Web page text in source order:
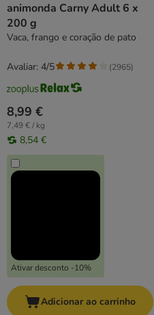
animonda Carny Adult 6 x
200 g
Vaca, frango e coração de pato
8,99 €
7,49 € / kg
8,54 €
Ativar desconto -10%
Avaliar: 4/5 (2965)
Adicionar ao carrinho